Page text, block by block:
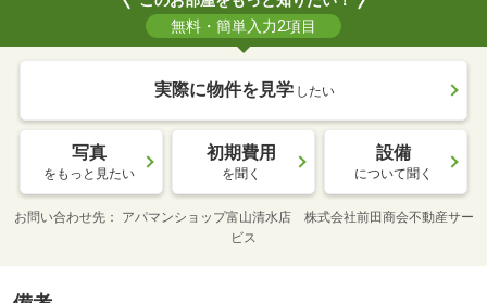
無料・簡単入力2項目
実際に物件を見学 したい
写真
をもっと見たい
初期費用
を聞く
設備
について聞く
お問い合わせ先
アパマンショップ富山清水店 株式会社前田商会不動産サー
ビス